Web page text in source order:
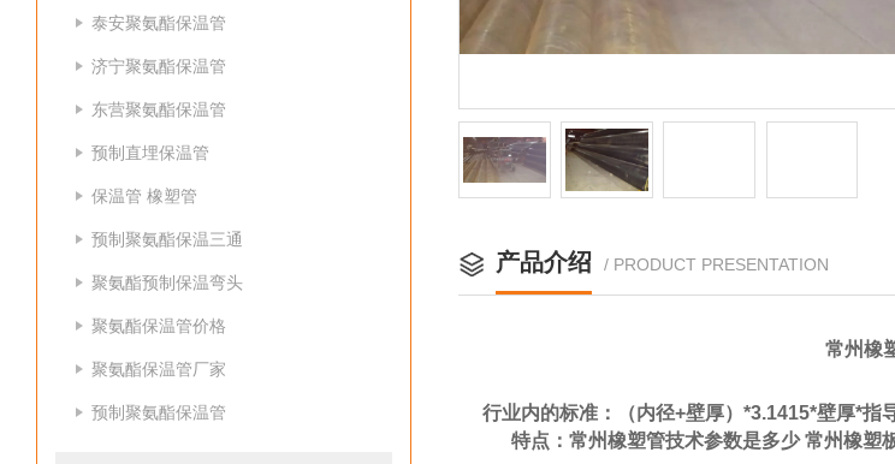
泰安聚氨酯保温管
济宁聚氨酯保温管
东营聚氨酯保温管
预制直埋保温管
保温管 橡塑管
预制聚氨酯保温三通
聚氨酯预制保温弯头
聚氨酯保温管价格
聚氨酯保温管厂家
预制聚氨酯保温管
产品介绍 / PRODUCT PRESENTATION
常州橡
行业内的标准：（内径+壁厚）*3.1415*壁厚*指
特点： 常州橡塑管技术参数是多少 常州橡塑